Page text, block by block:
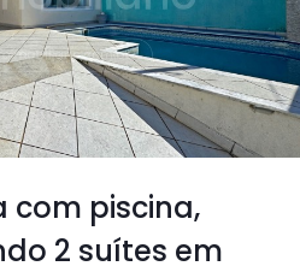
com piscina,
2 suítes em